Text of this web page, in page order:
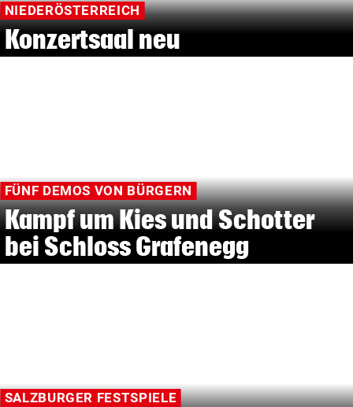
NIEDERÖSTERREICH
Konzertsaal neu
FÜNF DEMOS VON BÜRGERN
Kampf um Kies und Schotter
bei Schloss Grafenegg
SALZBURGER FESTSPIELE